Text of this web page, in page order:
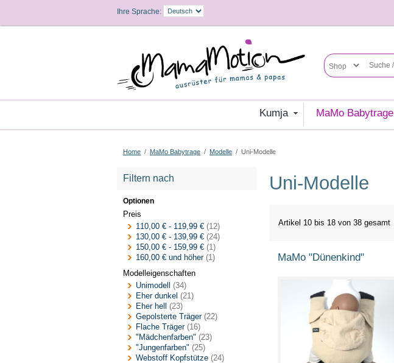
Ihre Sprache:
Kumja MaMo Babytrage
Home / MaMo Babytrage / Modelle / Uni-Modelle
Uni-Modelle
Artikel 10 bis 18 von 38 gesamt
MaMo "Dünenkind"
Filtern nach
Optionen
Preis
110,00 € - 119,99 € (12)
130,00 € - 139,99 € (24)
150,00 € - 159,99 € (1)
160,00 € und höher (1)
Modelleigenschaften
Unimodell
(34)
Eher dunkel (21)
Eher hell
(23)
Gepolsterte Träger(22)
Flache Träger(16)
"Mädchenfarben" (23)
"Jungenfarben" (25)
Webstoff Kopfstütze (24)